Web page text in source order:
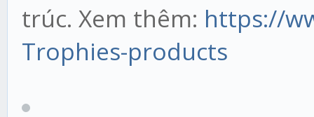
trúc. Xem thêm: https://
Trophies-products